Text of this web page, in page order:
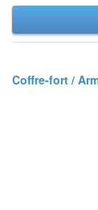
Coffre-fort /